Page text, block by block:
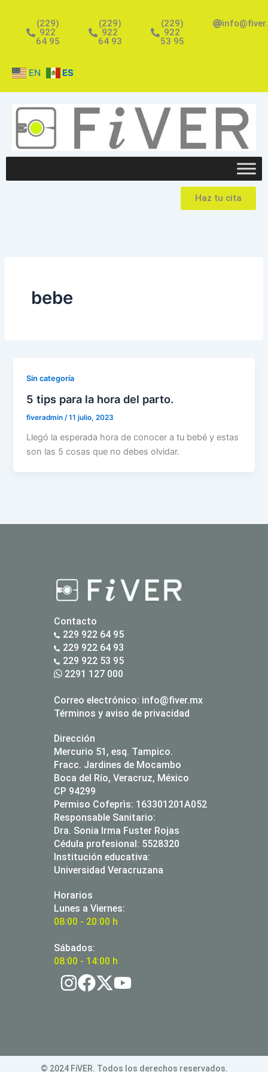
contenido
(229)
922
64 95
(229)
922
64 93
(229)
922
53 95
EN ES
Haz tu cita
bebe
Sin categoría
5 tips para la hora del parto.
fiveradmin/11 julio, 2023
Llegó la esperada hora de conocer a tu bebé y estas
son las 5 cosas que no debes olvidar.
Contacto
229 922 64 95
229 922 64 93
229 922 53 95
2291 127 000
Correo electrónico: info@fiver.mx
Términos y aviso de privacidad
Dirección
Mercurio 51, esq. Tampico.
Fracc. Jardines de Mocambo
Boca del Río, Veracruz, México
CP 94299
Permiso Cofeprìs: 163301201A052
Responsable Sanitario:
Dra. Sonia Irma Fuster Rojas
Cédula profesional: 5528320
Institución educativa:
Universidad Veracruzana
Horarios
Lunes a Viernes:
08:00 - 20:00 h
Sábados:
08:00 - 14:00 h
© 2024 FiVER. Todos los derechos reservados.